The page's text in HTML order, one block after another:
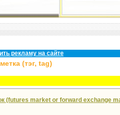
рекламу на сайте
(тэг, tag)
market or forward exchange